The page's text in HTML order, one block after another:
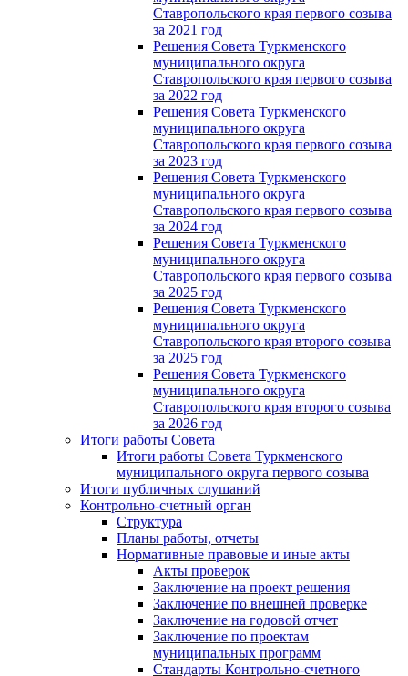
Ставропольского края первого созыва
за 2021 год
Решения Совета Туркменского
муниципального округа
Ставропольского края первого созыва
за 2022 год
Решения Совета Туркменского
муниципального округа
Ставропольского края первого созыва
за 2023 год
Решения Совета Туркменского
муниципального округа
Ставропольского края первого созыва
за 2024 год
Решения Совета Туркменского
муниципального округа
Ставропольского края первого созыва
за 2025 год
Решения Совета Туркменского
муниципального округа
Ставропольского края второго созыва
за 2025 год
Решения Совета Туркменского
муниципального округа
Ставропольского края второго созыва
за 2026 год
Итоги работы Совета
Итоги работы Совета Туркменского
муниципального округа первого созыва
Итоги публичных слушаний
Контрольно-счетный орган
Структура
Планы работы, отчеты
Нормативные правовые и иные акты
Акты проверок
Заключение на проект решения
Заключение по внешней проверке
Заключение на годовой отчет
Заключение по проектам
муниципальных программ
Стандарты Контрольно-счетного